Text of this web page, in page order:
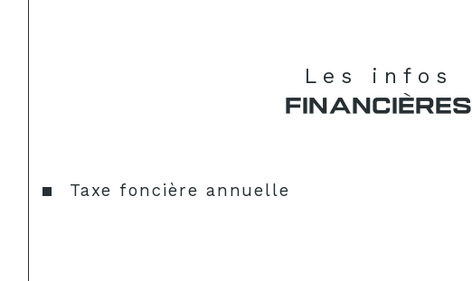
Les infos
FINANCIÈRES
Taxe foncière annuelle